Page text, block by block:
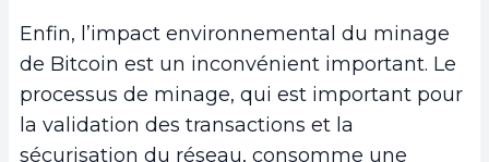
Enfin, l’impact environnemental du minage
de Bitcoin est un inconvénient important. Le
processus de minage, qui est important pour
la validation des transactions et la
sécurisation du réseau, consomme une